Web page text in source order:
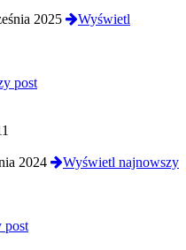
2025
Wyświetl
post
2024
Wyświetl najnowszy
post